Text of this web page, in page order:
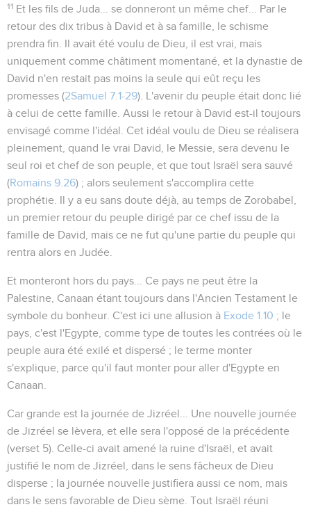
11 Et les fils de Juda... se donneront un même chef...
Par le
retour des dix tribus à David et à sa famille, le schisme
prendra fin. Il avait été voulu de Dieu, il est vrai, mais
uniquement comme châtiment momentané, et la dynastie de
David n'en restait pas moins la seule qui eût reçu les
promesses (2Samuel 7.1-29). L'avenir du peuple était donc lié
à celui de cette famille. Aussi le retour à David est-il toujours
envisagé comme l'idéal. Cet idéal voulu de Dieu se réalisera
pleinement, quand le vrai David, le Messie, sera devenu le
seul roi et chef de son peuple, et que tout Israël sera sauvé
(Romains 9.26) ; alors seulement s'accomplira cette
prophétie. Il y a eu sans doute déjà, au temps de Zorobabel,
un premier retour du peuple dirigé par ce chef issu de la
famille de David, mais ce ne fut qu'une partie du peuple qui
rentra alors en Judée.
Et monteront hors du pays...
Ce pays ne peut être la
Palestine, Canaan étant toujours dans l'Ancien Testament le
symbole du bonheur. C'est ici une allusion à Exode 1.10 ; le
pays , c'est l'Egypte, comme type de toutes les contrées où le
peuple aura été exilé et dispersé ; le terme monter
s'explique, parce qu'il faut monter pour aller d'Egypte en
Canaan.
Car grande est la journée de Jizréel...
Une nouvelle journée
de Jizréel se lèvera, et elle sera l'opposé de la précédente
(verset 5). Celle-ci avait amené la ruine d'Israël, et avait
justifié le nom de Jizréel, dans le sens fâcheux de Dieu
disperse ; la journée nouvelle justifiera aussi ce nom, mais
dans le sens favorable de Dieu sème . Tout Israël réuni